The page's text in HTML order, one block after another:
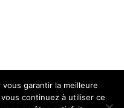
garantir la meilleure
continuez à utiliser ce